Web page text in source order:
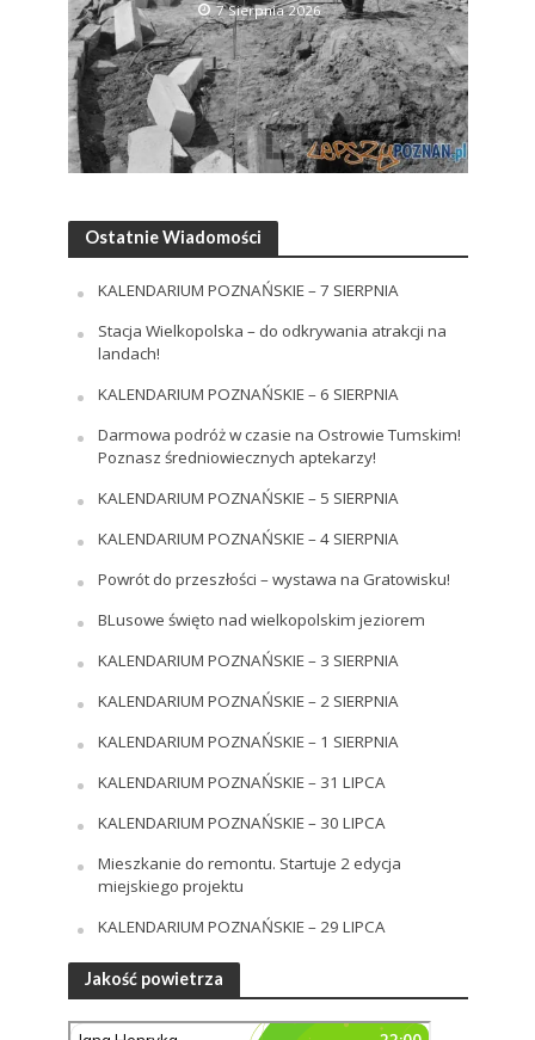
7 Sierpnia 2026
Ostatnie Wiadomości
KALENDARIUM POZNAŃSKIE – 7 SIERPNIA
Stacja Wielkopolska – do odkrywania atrakcji na
landach!
KALENDARIUM POZNAŃSKIE – 6 SIERPNIA
Darmowa podróż w czasie na Ostrowie Tumskim!
Poznasz średniowiecznych aptekarzy!
KALENDARIUM POZNAŃSKIE – 5 SIERPNIA
KALENDARIUM POZNAŃSKIE – 4 SIERPNIA
Powrót do przeszłości – wystawa na Gratowisku!
BLusowe święto nad wielkopolskim jeziorem
KALENDARIUM POZNAŃSKIE – 3 SIERPNIA
KALENDARIUM POZNAŃSKIE – 2 SIERPNIA
KALENDARIUM POZNAŃSKIE – 1 SIERPNIA
KALENDARIUM POZNAŃSKIE – 31 LIPCA
KALENDARIUM POZNAŃSKIE – 30 LIPCA
Mieszkanie do remontu. Startuje 2 edycja
miejskiego projektu
KALENDARIUM POZNAŃSKIE – 29 LIPCA
Jakość powietrza